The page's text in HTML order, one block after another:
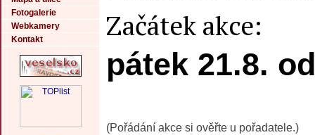
Fotogalerie
Webkamery
Kontakt
Začátek akce:
pátek 21.8.
(Pořádání akce si ověřte u pořadatele.)